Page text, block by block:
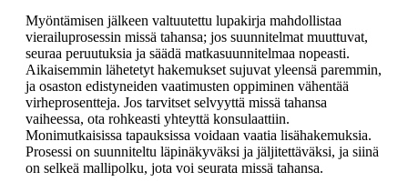
Myöntämisen jälkeen valtuutettu lupakirja mahdollistaa
vierailuprosessin missä tahansa; jos suunnitelmat muuttuvat,
seuraa peruutuksia ja säädä matkasuunnitelmaa nopeasti.
Aikaisemmin lähetetyt hakemukset sujuvat yleensä paremmin,
ja osaston edistyneiden vaatimusten oppiminen vähentää
virheprosentteja. Jos tarvitset selvyyttä missä tahansa
vaiheessa, ota rohkeasti yhteyttä konsulaattiin.
Monimutkaisissa tapauksissa voidaan vaatia lisähakemuksia.
Prosessi on suunniteltu läpinäkyväksi ja jäljitettäväksi, ja siinä
on selkeä mallipolku, jota voi seurata missä tahansa.